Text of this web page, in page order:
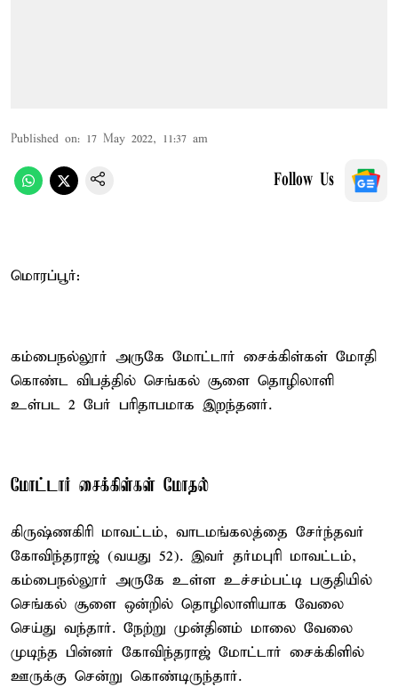
Published on: 17 May 2022, 11:37 am
Follow Us
மொரப்பூர்:
கம்பைநல்லூர் அருகே மோட்டார் சைக்கிள்கள் மோதி
கொண்ட விபத்தில் செங்கல் சூளை தொழிலாளி
உள்பட 2 பேர் பரிதாபமாக இறந்தனர்.
மோட்டார் சைக்கிள்கள் மோதல்
கிருஷ்ணகிரி மாவட்டம், வாடமங்கலத்தை சேர்ந்தவர்
கோவிந்தராஜ் (வயது 52). இவர் தர்மபுரி மாவட்டம்,
கம்பைநல்லூர் அருகே உள்ள உச்சம்பட்டி பகுதியில்
செங்கல் சூளை ஒன்றில் தொழிலாளியாக வேலை
செய்து வந்தார். நேற்று முன்தினம் மாலை வேலை
முடிந்த பின்னர் கோவிந்தராஜ் மோட்டார் சைக்கிளில்
ஊருக்கு சென்று கொண்டிருந்தார்.